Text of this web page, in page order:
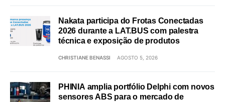
Nakata participa do Frotas Conectadas
2026 durante a LAT.BUS com palestra
técnica e exposição de produtos
CHRISTIANE BENASSI AGOSTO 5, 2026
PHINIA amplia portfólio Delphi com novos
sensores ABS para o mercado de